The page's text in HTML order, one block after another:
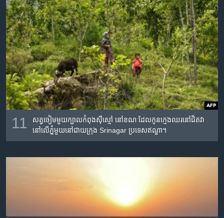
11
សត្វ​ចៀម​មួយ​ក្បាល​កំពុង​ស៊ី​ស្មៅ​ នៅ​ខណៈ​ដែល​កូន​ក្មេង​ឈរ​នៅ​ជិត​វា
នៅ​លើ​ភ្នំ​មួយ​នៅ​ជាយក្រុង Srinagar ប្រទេស​ឥណ្ឌា។